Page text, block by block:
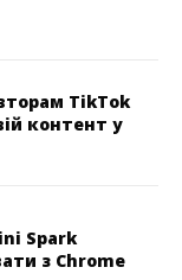
TikTok
контент у
Spark
з Chrome